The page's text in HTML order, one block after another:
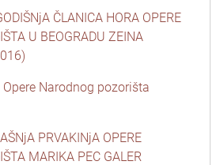
ČLANICA HORA OPERE
U BEOGRADU ZEINA
Narodnog pozorišta
PRVAKINjA OPERE
MARIKA PEC GALER